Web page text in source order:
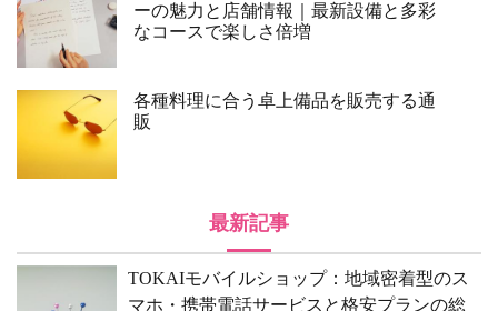
ーの魅力と店舗情報｜最新設備と多彩
なコースで楽しさ倍増
各種料理に合う卓上備品を販売する通
販
最新記事
TOKAIモバイルショップ：地域密着型のス
マホ・携帯電話サービスと格安プランの総